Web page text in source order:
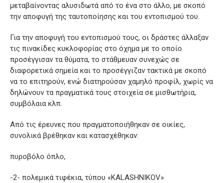
μεταβαίνοντας αλυσιδωτά από το ένα στο άλλο, με σκοπό
την αποφυγή της ταυτοποίησης και του εντοπισμού του.
Για την αποφυγή του εντοπισμού τους, οι δράστες άλλαξαν
τις πινακίδες κυκλοφορίας στο όχημα με το οποίο
προσέγγισαν τα θύματα, το στάθμευαν συνεχώς σε
διαφορετικά σημεία και το προσέγγιζαν τακτικά με σκοπό
να το επιτηρούν, ενώ διατηρούσαν χαμηλό προφίλ, χωρίς να
δηλώνουν τα πραγματικά τους στοιχεία σε μισθωτήρια,
συμβόλαια κλπ.
Από τις έρευνες που πραγματοποιήθηκαν σε οικίες,
συνολικά βρέθηκαν και κατασχέθηκαν:
πυροβόλο όπλο,
-2- πολεμικά τιφέκια, τύπου «KALASHNIKOV»